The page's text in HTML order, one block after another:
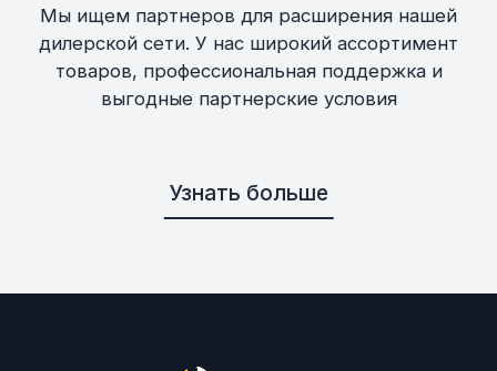
Мы ищем партнеров для расширения нашей
дилерской сети. У нас широкий ассортимент
товаров, профессиональная поддержка и
выгодные партнерские условия
Узнать больше